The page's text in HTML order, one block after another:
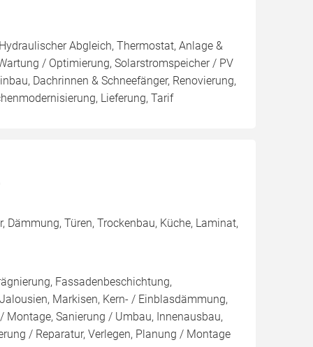
Abgleich, Thermostat, Anlage &
/ Optimierung, Solarstromspeicher / PV
Dachrinnen & Schneefänger, Renovierung,
Lieferung, Tarif
Dämmung, Türen, Trockenbau, Küche, Laminat,
Fassadenbeschichtung,
Markisen, Kern- / Einblasdämmung,
Sanierung / Umbau, Innenausbau,
/ Reparatur, Verlegen, Planung / Montage